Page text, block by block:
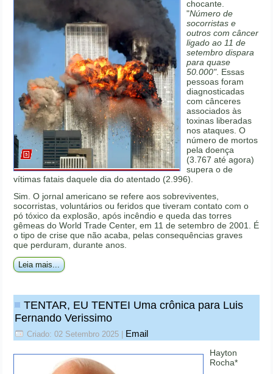
chocante.
"Número de
socorristas e
outros com câncer
ligado ao 11 de
setembro dispara
para quase
50.000". Essas
pessoas foram
diagnosticadas
com cânceres
associados às
toxinas liberadas
nos ataques. O
número de mortos
pela doença
(3.767 até agora)
supera o de
vítimas fatais daquele dia do atentado (2.996).
Sim. O jornal americano se refere aos sobreviventes,
socorristas, voluntários ou feridos que tiveram contato com o
pó tóxico da explosão, após incêndio e queda das torres
gêmeas do World Trade Center, em 11 de setembro de 2001. É
o tipo de crise que não acaba, pelas consequências graves
que perduram, durante anos.
Leia mais...
TENTAR, EU TENTEI Uma crônica para Luis
Fernando Verissimo
Criado: 02 Setembro 2025 Email
Hayton
Rocha*